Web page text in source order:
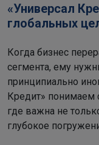
«Универсал
глобальных
Когда бизнес
сегмента, ему
принципиально
Кредит» понимаем
где важна не
глубокое